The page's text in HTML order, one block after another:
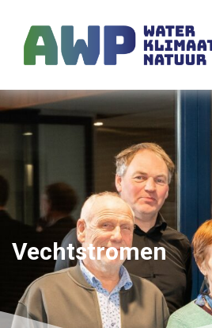
Vechtstromen